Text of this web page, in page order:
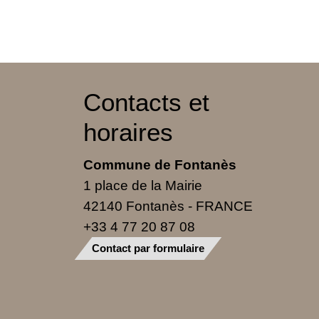
Contacts et
horaires
Commune de Fontanès
1 place de la Mairie
42140 Fontanès - FRANCE
+33 4 77 20 87 08
Contact par formulaire